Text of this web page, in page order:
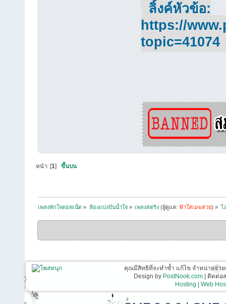
ลิ้งค์หัวข้อ:
https://
topic=41074
หน้า: [1]ขึ้นบน
เพลงพักใจดอทเน็ต » ห้องแบ่งปันน้ำใจ» เพลงสตริง (ผู้ดูแล:ฟ้าใสเมฆสวย) » ไ
คุณมีสิทธิที่จะทำซ้ำ แก้ไข จำหน่ายจ่า
Design by PostNook.com| ติดต่อส
Hosting | Web